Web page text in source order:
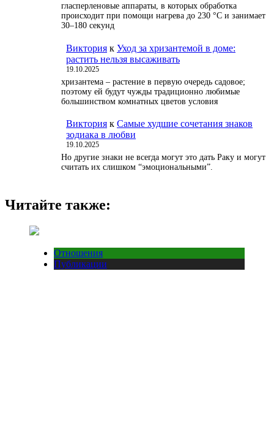
гласперленовые аппараты, в которых обработка
происходит при помощи нагрева до 230 °С и занимает
30–180 секунд
Виктория к Уход за хризантемой в доме:
растить нельзя высаживать
19.10.2025
хризантема – растение в первую очередь садовое;
поэтому ей будут чужды традиционно любимые
большинством комнатных цветов условия
Виктория к Самые худшие сочетания знаков
зодиака в любви
19.10.2025
Но другие знаки не всегда могут это дать Раку и могут
считать их слишком “эмоциональными”.
Читайте также:
Отношения
Публикации